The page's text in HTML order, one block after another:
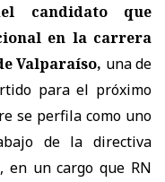
candidato que
en la carrera
Valparaíso, una de
para el próximo
se perfila como uno
de la directiva
en un cargo que RN